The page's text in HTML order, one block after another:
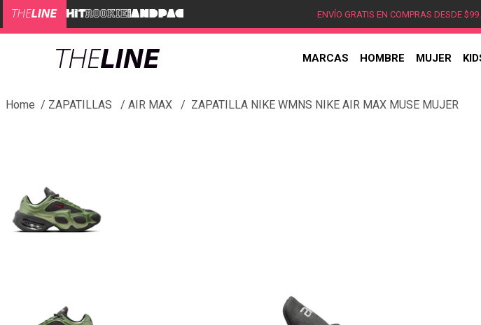
ENVÍO GRATIS EN COMPRAS DESDE
MARCAS HOMBRE MUJER
ZAPATILLAS AIR MAX ZAPATILLA NIKE WMNS NIKE AIR MAX MUSE MUJER
1.